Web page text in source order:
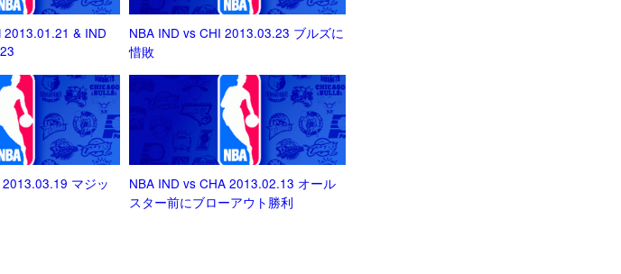
2013.01.21 & IND
NBA IND vs CHI 2013.03.23 ブルズに
惜敗
マジッ
NBA IND vs CHA 2013.02.13 オール
スター前にブローアウト勝利